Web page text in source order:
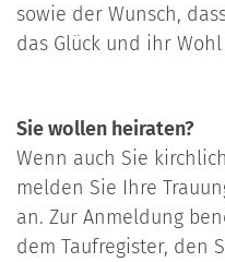
sowie der Wunsch,
das Glück und ihr
Sie wollen heiraten?
Wenn auch Sie
melden Sie Ihre
an. Zur Anmeldung
dem Taufregister, den